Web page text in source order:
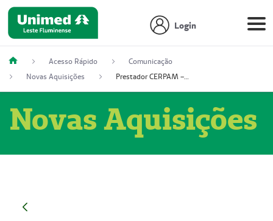
Login
Acesso Rápido
Comunicação
Novas Aquisições
Prestador CERPAM – Centro de Reabilitação S/S Ltda-ME (52004274-8)
Novas Aquisições